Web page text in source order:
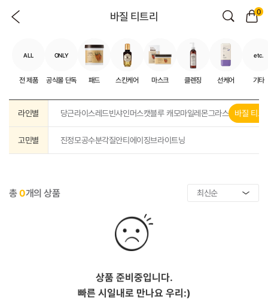
바질 티트리 0
ALL
전 제품
ONLY
공식몰 단독 패드 스킨케어 마스크 클렌징 선케어
etc.
기타
라인별 당근라이스레드빈샤인머스캣블루 캐모마일레몬그라스 바질 티트
고민별 진정모공수분각질안티에이징브라이트닝
총0개의 상품
상품 준비중입니다.
빠른 시일내로 만나요 우리:)